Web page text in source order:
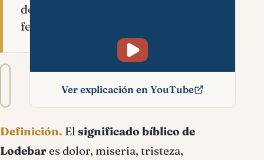
de
fe.
Tamaño
A− A+
bíblico
Ver explicación en YouTube
Definición. El significado bíblico de
Lodebares dolor, miseria, tristeza,